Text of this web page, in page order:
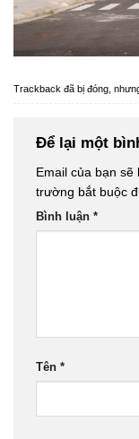
Trackback đã bị đóng,
Để lại một
Email của bạn sẽ
trường bắt buộc
Bình luận *
Tên *